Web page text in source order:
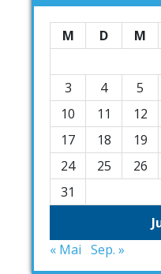
M D M
3
4 5
10
11 12
17
18 19
24
25 26
31
« Mai Sep. »